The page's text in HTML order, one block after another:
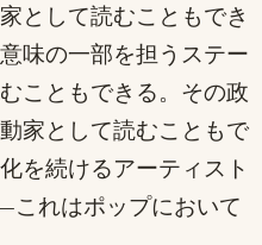
として読むこともでき
味の一部を担うステー
こともできる。その政
家として読むこともで
を続けるアーティスト
れはポップにおいて